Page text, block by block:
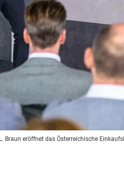
Braun eröffnet das Österreichische